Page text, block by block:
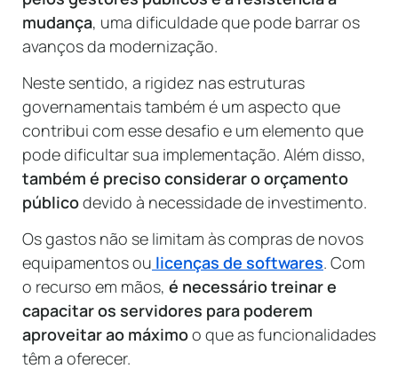
mudança, uma dificuldade que pode barrar os
avanços da modernização.
Neste sentido, a rigidez nas estruturas
governamentais também é um aspecto que
contribui com esse desafio e um elemento que
pode dificultar sua implementação. Além disso,
também é preciso considerar o orçamento
públicodevido à necessidade de investimento.
Os gastos não se limitam às compras de novos
equipamentos ou licenças de softwares. Com
o recurso em mãos, é necessário treinar e
capacitar os servidores para poderem
aproveitar ao máximoo que as funcionalidades
têm a oferecer.